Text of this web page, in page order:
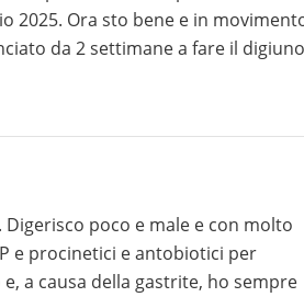
2025. Ora sto bene e in
da 2 settimane a fare il digiuno
il low carb senza
e procinetici e antobiotici per